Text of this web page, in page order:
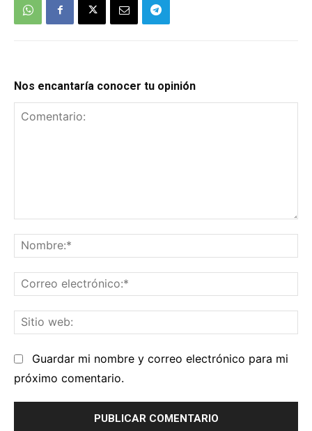
Nos encantaría conocer tu opinión
Guardar mi nombre y correo electrónico para mi
próximo comentario.